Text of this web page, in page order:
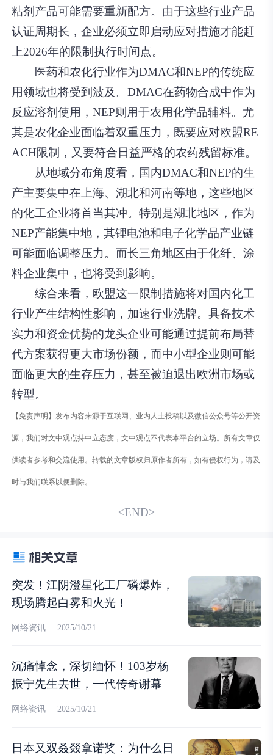
粘剂产品可能需要重新配方。由于这些行业产品
认证周期长，企业必须立即启动应对措施才能赶
上2026年的限制执行时间点。
医药和农化行业作为DMAC和NEP的传统应
用领域也将受到波及。DMAC在药物合成中作为
反应溶剂使用，NEP则用于农用化学品辅料。尤
其是农化企业面临着双重压力，既要应对欧盟RE
ACH限制，又要符合日益严格的农药残留标准。
从地域分布角度看，国内DMAC和NEP的生
产主要集中在上海、湖北和河南等地，这些地区
的化工企业将首当其冲。特别是湖北地区，作为
NEP产能集中地，其锂电池和电子化学品产业链
可能面临调整压力。而长三角地区由于化纤、涂
料企业集中，也将受到影响。
综合来看，欧盟这一限制措施将对国内化工
行业产生结构性影响，加速行业洗牌。具备技术
实力和资金优势的龙头企业可能通过提前布局替
代方案获得更大市场份额，而中小型企业则可能
面临更大的生存压力，甚至被迫退出欧洲市场或
转型。
【免责声明】发布内容来源于互联网、业内人士投稿以及微信公众号等公开资
源，我们对文中观点持中立态度，文中观点不代表本平台的立场。所有文章仅
供读者参考和交流使用。转载的文章版权归原作者所有，如有侵权行为，请及
时与我们联系以便删除。
<END>
突发！江阴澄星化工厂磷爆炸，
现场腾起白雾和火光！
网络资讯 2025/10/21
沉痛悼念，深切缅怀！103岁杨
振宁先生去世，一代传奇谢幕
网络资讯 2025/10/21
日本又双叒叕拿诺奖：为什么日